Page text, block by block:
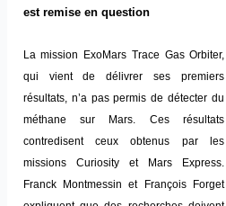
est remise en question
La mission ExoMars Trace Gas Orbiter,
qui vient de délivrer ses premiers
résultats, n’a pas permis de détecter du
méthane sur Mars. Ces résultats
contredisent ceux obtenus par les
missions Curiosity et Mars Express.
Franck Montmessin et François Forget